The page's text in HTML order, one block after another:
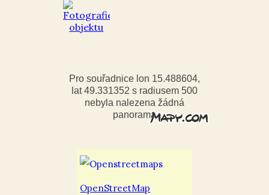
Pro souřadnice lon 15.488604,
lat 49.331352 s radiusem 500
nebyla nalezena žádná
panorama
OpenStreetMap